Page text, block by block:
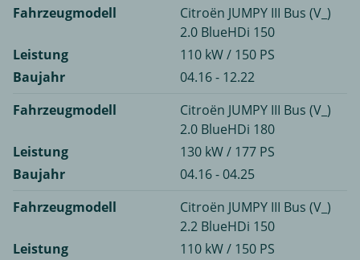
Fahrzeugmodell
Citroën JUMPY III Bus (V_)
2.0 BlueHDi 150
Leistung
110 kW / 150 PS
Baujahr
04.16 - 12.22
Fahrzeugmodell
Citroën JUMPY III Bus (V_)
2.0 BlueHDi 180
Leistung
130 kW / 177 PS
Baujahr
04.16 - 04.25
Fahrzeugmodell
Citroën JUMPY III Bus (V_)
2.2 BlueHDi 150
Leistung
110 kW / 150 PS